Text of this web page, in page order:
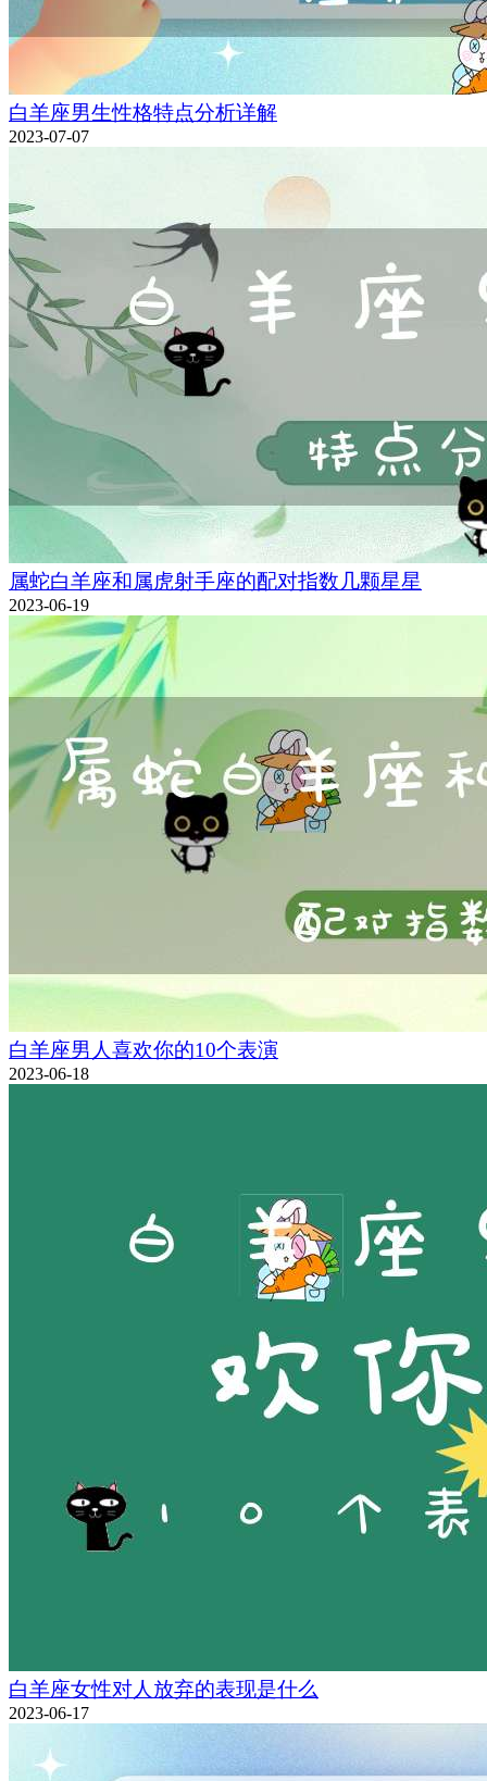
白羊座男生性格特点分析详解
2023-07-07
属蛇白羊座和属虎射手座的配对指数几颗星星
2023-06-19
白羊座男人喜欢你的10个表演
2023-06-18
白羊座女性对人放弃的表现是什么
2023-06-17